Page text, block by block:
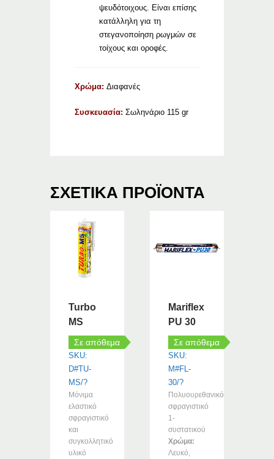
ψευδότοιχους. Είναι επίσης
κατάλληλη για τη
στεγανοποίηση ρωγμών σε
τοίχους και οροφές.
Χρώμα:Διαφανές
Συσκευασία: Σωληνάριο 115 gr
ΣΧΕΤΙΚΆ ΠΡΟΪΌΝΤΑ
Turbo
MS
Σε απόθεμα
SKU:
D#TU-
MS/?
Μόνιμα
ελαστικό
σφραγιστικό
και
συγκολλητικό
υλικό
Mariflex
PU 30
Σε απόθεμα
SKU:
M#FL-
30/?
Πολυουρεθανικό
σφραγιστικό
1-
συστατικού
Χρώμα:
Λευκό,